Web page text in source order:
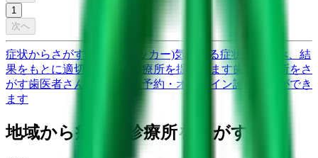
1
次へ
症状からさがす (症状チェッカー)気になる症状から調べ、結
果をもとに適切な病院・診療所を提案します歯科診療所をさ
がす歯医者さんの対面診療予約・オンライン診療予約ができ
ます
地域から病院・診療所をさがす